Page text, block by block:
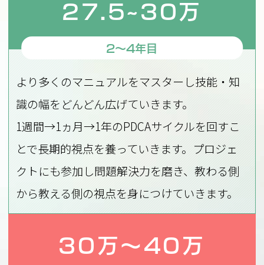
27.5~30万
2～4年目
より多くのマニュアルをマスターし技能・知
識の幅をどんどん広げていきます。
1週間→1ヵ月→1年のPDCAサイクルを回すこ
とで長期的視点を養っていきます。プロジェ
クトにも参加し問題解決力を磨き、教わる側
から教える側の視点を身につけていきます。
30万～40万